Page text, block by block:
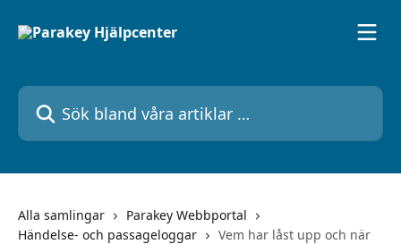
Sök bland våra artiklar …
Alla samlingar
Parakey Webbportal
Händelse- och passageloggar
Vem har låst upp och när